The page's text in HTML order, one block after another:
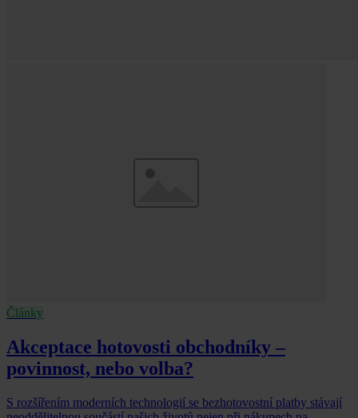
Články
Akceptace hotovosti obchodníky –
povinnost, nebo volba?
S rozšířením moderních technologií se bezhotovostní platby stávají